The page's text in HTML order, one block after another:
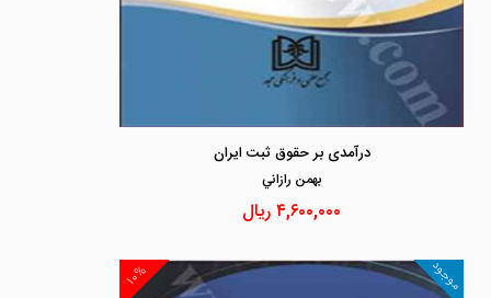
درآمدی بر حقوق ثبت ایران
بهمن رازاني
۴,۶۰۰,۰۰۰ریال
۱۰% موجود